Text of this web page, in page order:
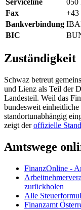
Serviceline
050
Fax
+43
Bankverbindung
BIC
Zuständigkeit
Schwaz betreut
und Lienz als Teil der
Landesteil. Weil das
bundesweit
standortunabhängig
zeigt deroffizielle
Amtswege
FinanzOnline -
zurückholen
Alle
Finanzamt